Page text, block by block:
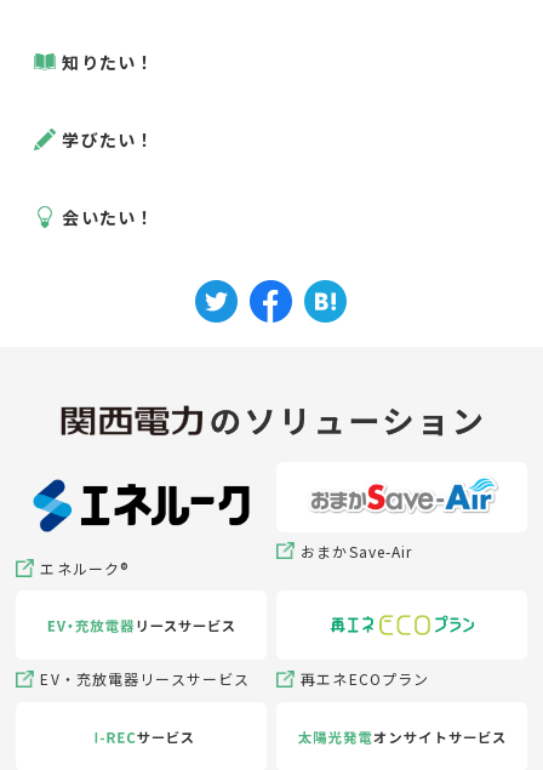
知りたい！
学びたい！
会いたい！
エネルーク®
おまかSave-Air
EV・充放電器リースサービス 再エネECOプラン